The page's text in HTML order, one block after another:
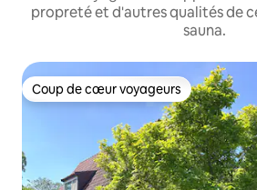
propreté et d'autres qualités de
sauna.
Coup de cœur voyageurs
Coup de cœur voyageurs